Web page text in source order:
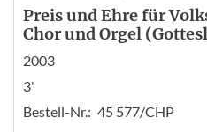
Preis und Ehre für
Chor und Orgel
2003
3'
Bestell-Nr.: 45 577/CHP